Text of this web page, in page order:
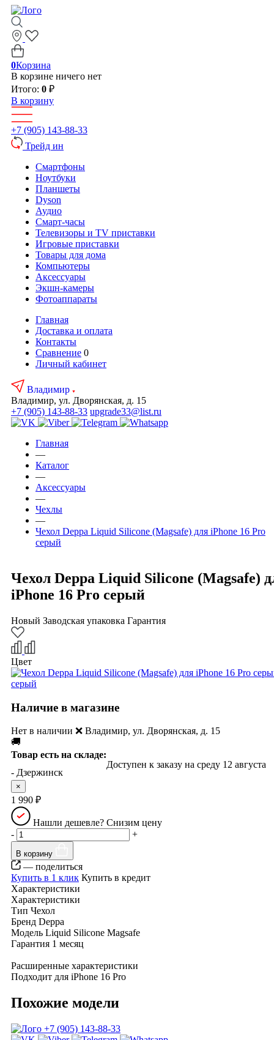
0Корзина
В корзине ничего нет
Итого: 0 ₽
В корзину
+7 (905) 143-88-33
Трейд ин
Смартфоны
Ноутбуки
Планшеты
Dyson
Аудио
Смарт-часы
Телевизоры и TV приставки
Игровые приставки
Товары для дома
Компьютеры
Аксесcуары
Экшн-камеры
Фотоаппараты
Главная
Доставка и оплата
Контакты
Сравнение 0
Личный кабинет
Владимир
Владимир, ул. Дворянская, д. 15
+7 (905) 143-88-33 upgrade33@list.ru
Главная
—
Каталог
—
Аксесcуары
—
Чехлы
—
Чехол Deppa Liquid Silicone (Magsafe) для iPhone 16 Pro
серый
Чехол Deppa Liquid Silicone (Magsafe)
iPhone 16 Pro серый
Новый Заводская упаковка Гарантия
Цвет
Наличие в магазине
Нет в наличии ❌ Владимир, ул. Дворянская, д. 15
🚚
Товар есть на складе:
- Дзержинск
×
Доступен к заказу
1 990 ₽
Нашли дешевле? Снизим цену
-
+
В корзину
— поделиться
Купить в 1 клик Купить в кредит
Характеристики
Характеристики
Тип Чехол
Бренд Deppa
Модель Liquid Silicone Magsafe
Гарантия 1 месяц
Расширенные характеристики
Подходит для iPhone 16 Pro
Похожие модели
+7 (905) 143-88-33